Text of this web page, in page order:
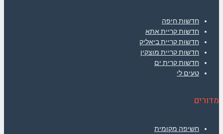
חדשות חיפה
חדשות קריית אתא
חדשות קריית ביאליק
חדשות קריית מוצקין
חדשות קרית ים
טעים לי
מדורים
חשיפה מקומית